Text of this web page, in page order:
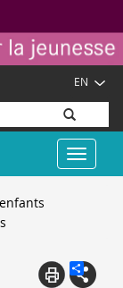
EN
Toggle